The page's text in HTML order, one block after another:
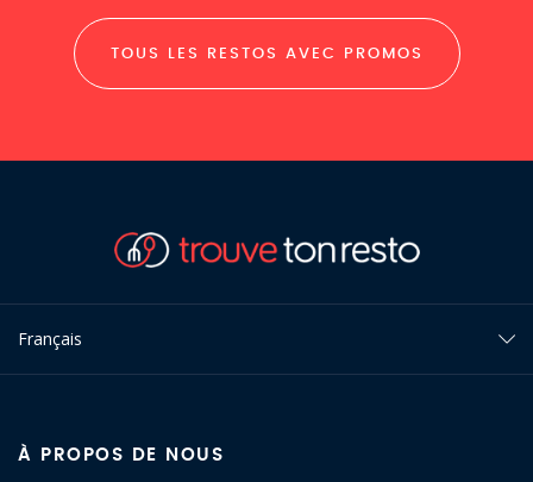
TOUS LES RESTOS AVEC PROMOS
Français
À PROPOS DE NOUS